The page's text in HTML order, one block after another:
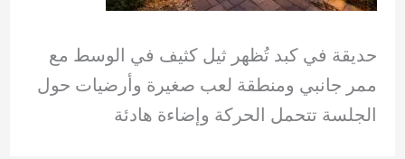
حديقة في كبد تُظهر ثيل كثيف في الوسط مع
ممر جانبي ومنطقة لعب صغيرة وأرضيات حول
الجلسة تتحمل الحركة وإضاءة هادئة